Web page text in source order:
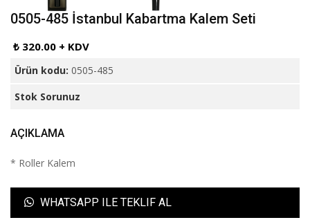
0505-485 İstanbul Kabartma Kalem Seti
₺ 320.00 + KDV
Ürün kodu: 0505-485
Stok Sorunuz
AÇIKLAMA
* Roller Kalem
WHATSAPP ILE TEKLIF AL